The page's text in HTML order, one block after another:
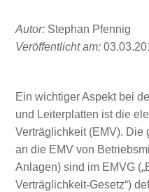
Autor:Stephan Pfennig
Veröffentlicht am:
Ein wichtiger Aspekt bei
und Leiterplatten ist die
Verträglichkeit (EMV). Die
an die EMV von
Anlagen) sind im EMVG
Verträglichkeit-Gesetz“)